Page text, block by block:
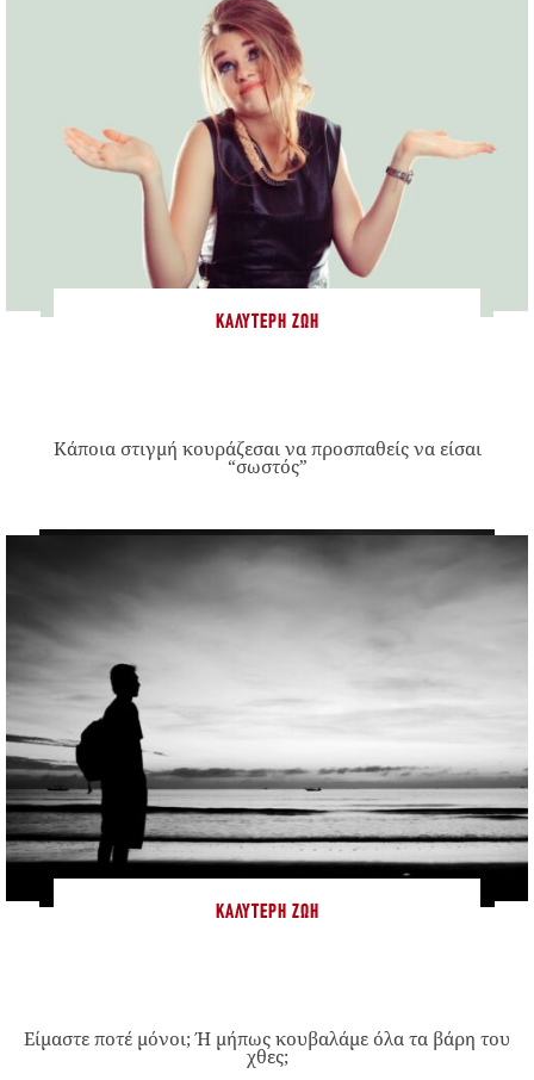
ΚΑΛΎΤΕΡΗ ΖΩΉ
Κάποια στιγμή κουράζεσαι να προσπαθείς να είσαι
“σωστός”
ΚΑΛΎΤΕΡΗ ΖΩΉ
Είμαστε ποτέ μόνοι; Ή μήπως κουβαλάμε όλα τα βάρη του
χθες;